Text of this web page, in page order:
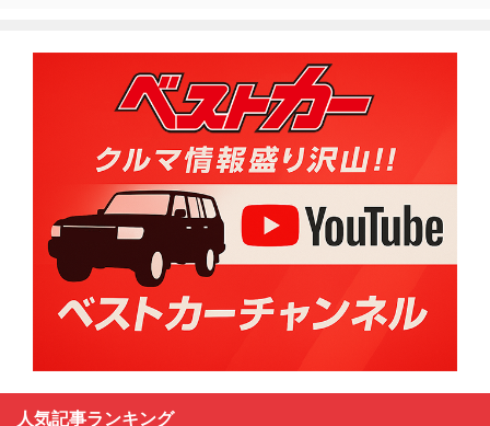
人気記事ランキング